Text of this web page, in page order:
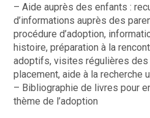
– Aide auprès des enfants :
d’informations auprès des
procédure d’adoption,
histoire, préparation à la
adoptifs, visites régulières
placement, aide à la recherche
– Bibliographie de livres pour
thème de l’adoption